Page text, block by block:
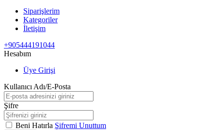
Siparişlerim
Kategoriler
İletişim
+905444191044
Hesabım
Üye Girişi
Kullanıcı Adı/E-Posta
Şifre
Beni Hatırla Şifremi Unuttum